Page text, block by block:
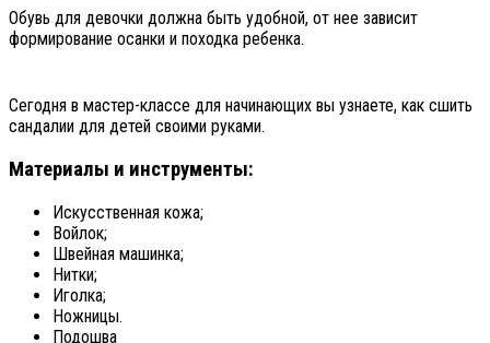
Обувь для девочки должна быть удобной, от нее зависит
формирование осанки и походка ребенка.
Сегодня в мастер-классе для начинающих вы узнаете, как сшить
сандалии для детей своими руками.
Материалы и инструменты:
Искусственная кожа;
Войлок;
Швейная машинка;
Нитки;
Иголка;
Ножницы.
Подошва